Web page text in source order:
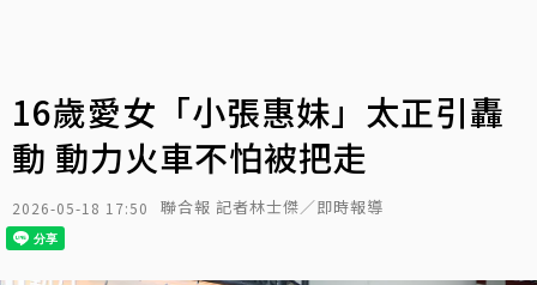
16歲愛女「小張惠妹」太正引轟
動 動力火車不怕被把走
2026-05-18 17:50 聯合報 記者林士傑／即時報導